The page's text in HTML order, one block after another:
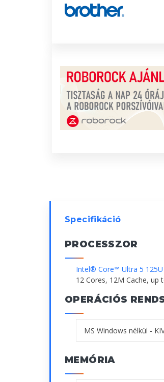
Specifikáció
PROCESSZOR
Intel® Core™ Ultra 5
12 Cores, 12M Cache, up
OPERÁCIÓS
MEMÓRIA